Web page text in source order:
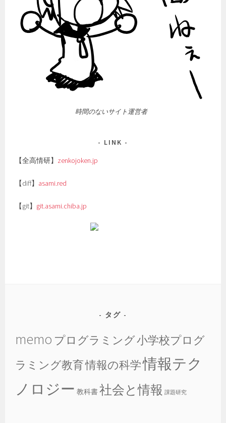
時間のないサイト運営者
LINK
【全高情研】 zenkojoken.jp
【diff】 asami.red
【git】 git.asami.chiba.jp
タグ
memo プログラミング小学校プログ
ラミング教育情報の科学情報テク
ノロジー 教科書社会と情報 課題研究